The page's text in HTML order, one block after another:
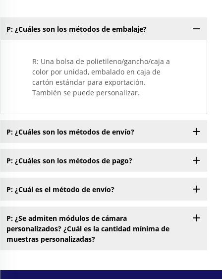
P: ¿Cuáles son los métodos de embalaje?
R: Una bolsa de polietileno/gancho/caja a
color por unidad, embalado en caja de
cartón estándar para exportación.
También se puede personalizar.
P: ¿Cuáles son los métodos de envío?
P: ¿Cuáles son los métodos de pago?
P: ¿Cuál es el método de envío?
P: ¿Se admiten módulos de cámara
personalizados? ¿Cuál es la cantidad mínima de
muestras personalizadas?